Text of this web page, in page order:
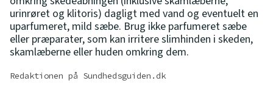
urinrøret og klitoris) dagligt med vand og eventuelt en
uparfumeret, mild sæbe. Brug ikke parfumeret sæbe
eller præparater, som kan irritere slimhinden i skeden,
skamlæberne eller huden omkring dem.
Redaktionen på Sundhedsguiden.dk